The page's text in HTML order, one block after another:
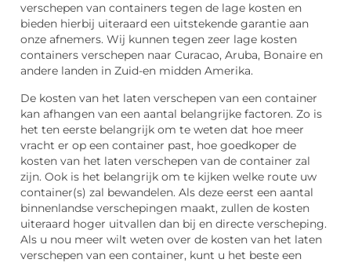
verschepen van containers tegen de lage kosten en
bieden hierbij uiteraard een uitstekende garantie aan
onze afnemers. Wij kunnen tegen zeer lage kosten
containers verschepen naar Curacao, Aruba, Bonaire en
andere landen in Zuid-en midden Amerika.
De kosten van het laten verschepen van een container
kan afhangen van een aantal belangrijke factoren. Zo is
het ten eerste belangrijk om te weten dat hoe meer
vracht er op een container past, hoe goedkoper de
kosten van het laten verschepen van de container zal
zijn. Ook is het belangrijk om te kijken welke route uw
container(s) zal bewandelen. Als deze eerst een aantal
binnenlandse verschepingen maakt, zullen de kosten
uiteraard hoger uitvallen dan bij en directe verscheping.
Als u nou meer wilt weten over de kosten van het laten
verschepen van een container, kunt u het beste een